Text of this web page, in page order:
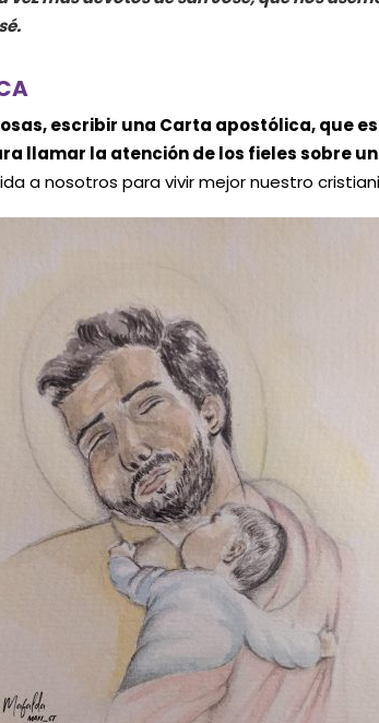
escribir una Carta apostólica, que
llamar la atención de los fieles sobre
a nosotros para vivir mejor nuestro